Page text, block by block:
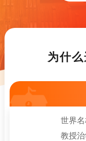
为什
世界
教授